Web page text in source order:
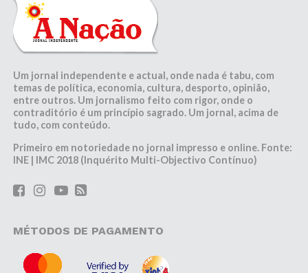
Um jornal independente e actual, onde nada é tabu, com
temas de política, economia, cultura, desporto, opinião,
entre outros. Um jornalismo feito com rigor, onde o
contraditório é um princípio sagrado. Um jornal, acima de
tudo, com conteúdo.
Primeiro em notoriedade no jornal impresso e online. Fonte:
INE | IMC 2018 (Inquérito Multi-Objectivo Contínuo)
MÉTODOS DE PAGAMENTO